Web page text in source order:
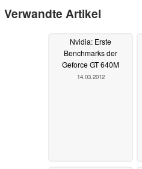
Verwandte Artikel
Nvidia: Erste
Benchmarks der
Geforce GT 640M
14.03.2012